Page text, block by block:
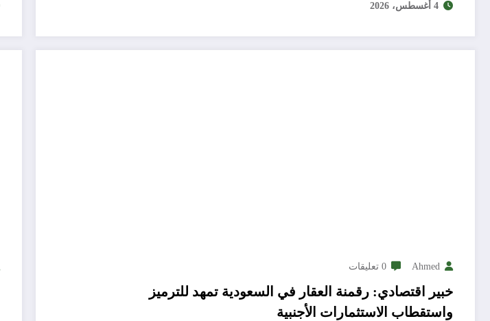
4 أغسطس، 2026
Ahmed 0 تعليقات
خبير اقتصادي: رقمنة العقار في السعودية تمهد للترميز
واستقطاب الاستثمارات الأجنبية